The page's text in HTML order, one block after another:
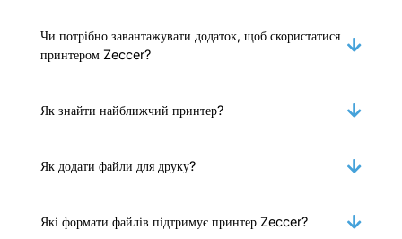
Чи потрібно завантажувати додаток, щоб скористатися
принтером Zeccer?
Як знайти найближчий принтер?
Як додати файли для друку?
Які формати файлів підтримує принтер Zeccer?